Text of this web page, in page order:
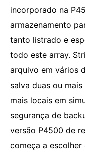
incorporado na
armazenamento
tanto listrado e
todo este array.
arquivo em vários
salva duas ou
mais locais em
segurança de
versão P4500 de
começa a